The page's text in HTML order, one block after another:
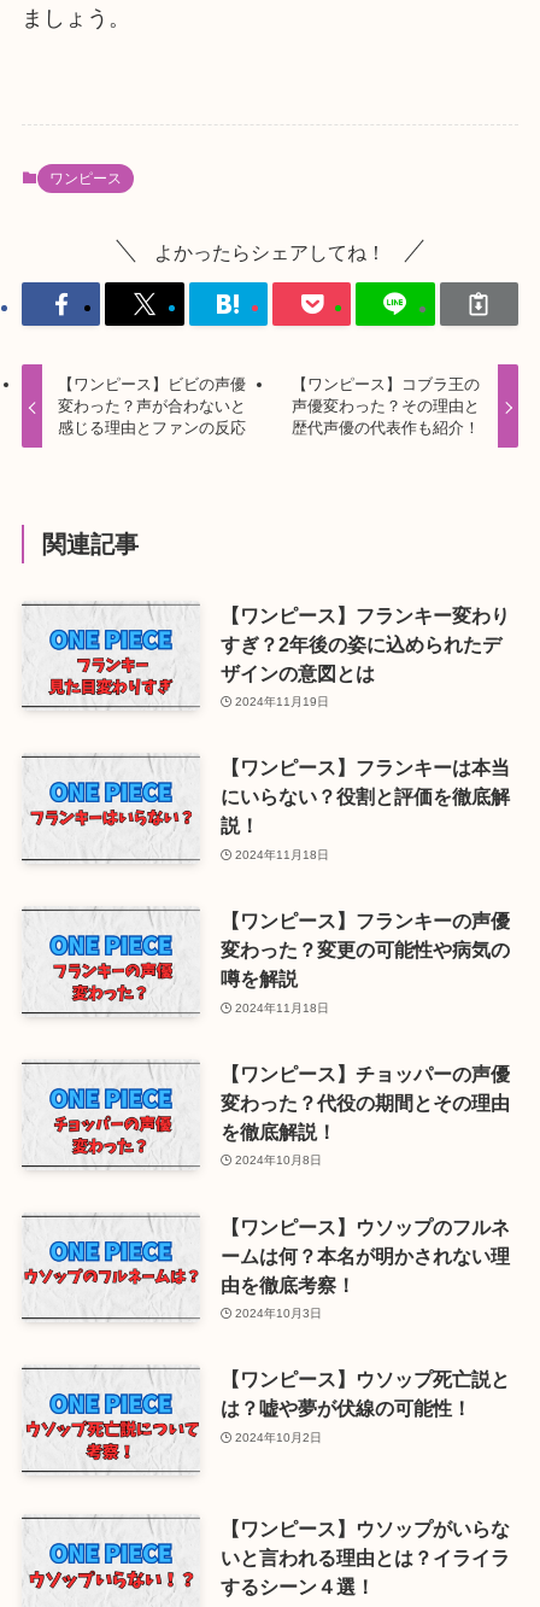
ましょう。
ワンピース
よかったらシェアしてね！
【ワンピース】ビビの声優
変わった？声が合わないと
感じる理由とファンの反応
【ワンピース】コブラ王の
声優変わった？その理由と
歴代声優の代表作も紹介！
関連記事
【ワンピース】フランキー変わり
すぎ？2年後の姿に込められたデ
ザインの意図とは
2024年11月19日
【ワンピース】フランキーは本当
にいらない？役割と評価を徹底解
説！
2024年11月18日
【ワンピース】フランキーの声優
変わった？変更の可能性や病気の
噂を解説
2024年11月18日
【ワンピース】チョッパーの声優
変わった？代役の期間とその理由
を徹底解説！
2024年10月8日
【ワンピース】ウソップのフルネ
ームは何？本名が明かされない理
由を徹底考察！
2024年10月3日
【ワンピース】ウソップ死亡説と
は？嘘や夢が伏線の可能性！
2024年10月2日
【ワンピース】ウソップがいらな
いと言われる理由とは？イライラ
するシーン４選！